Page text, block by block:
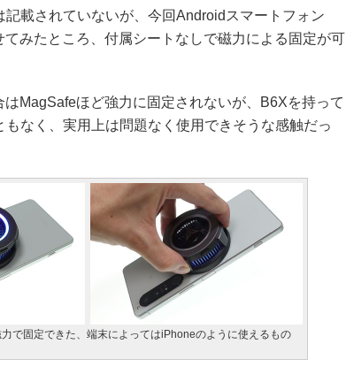
載されていないが、今回Androidスマートフォン
てみたところ、付属シートなしで磁力による固定が可
MagSafeほど強力に固定されないが、B6Xを持って
なく、実用上は問題なく使用できそうな感触だっ
で固定できた、端末によってはiPhoneのように使えるもの